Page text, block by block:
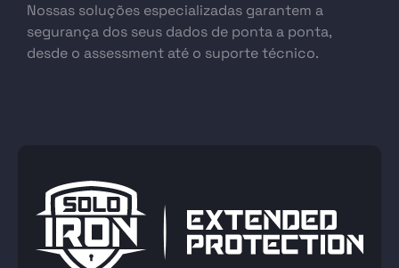
Nossas soluções especializadas garantem a
segurança dos seus dados de ponta a ponta,
desde o assessment até o suporte técnico.